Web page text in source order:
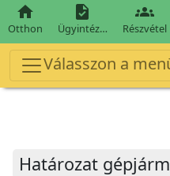

Otthon

Ügyintéz…

Részvétel
Válasszon a
Határozat